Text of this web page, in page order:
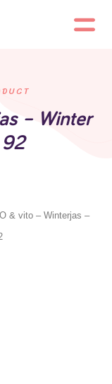
– Winter
& vito – Winterjas –